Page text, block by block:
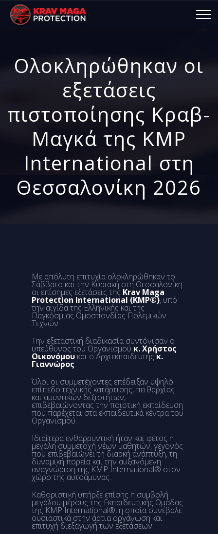
Ολοκληρώθηκαν οι
εξετάσεις
πιστοποίησης Κραβ-
Μαγκά της KMP
International στη
Θεσσαλονίκη 2026
Με απόλυτη επιτυχία ολοκληρώθηκαν το
Σάββατο και την Κυριακή στη Θεσσαλονίκη
οι επίσημες εξετάσεις της Krav Maga
Protection International (KMP®), υπό
την αιγίδα της Ελληνικής και της
Παγκόσμιας Ομοσπονδίας Πολεμικών
Τεχνών.
Την εξεταστική διαδικασία συντόνισαν ο
υπεύθυνος του Οργανισμού κ. Χρήστος
Οικονόμου και ο Αρχιεκπαιδευτήςκ.
Γιαννώρος.
Όλοι οι συμμετέχοντες επέδειξαν υψηλό
επίπεδο τεχνικής κατάρτισης, πειθαρχίας
και αμυντικών δεξιοτήτων,
επιβεβαιώνοντας την ποιοτική εκπαίδευση
που παρέχεται στα εκπαιδευτικά κέντρα του
Οργανισμού.
Ιδιαίτερα ενθαρρυντική ήταν και φέτος η
μεγάλη συμμετοχή νέων μαθητών, γεγονός
που επιβεβαιώνει τη διαρκή ανάπτυξη, τη
δυναμική πορεία και την αυξανόμενη
αναγνώριση της KMP International® στον
χώρο της αυτοάμυνας.
Καθοριστική υπήρξε επίσης η συμβολή
μεγάλου μέρους της Εκπαιδευτικής Ομάδας
της KMP International®, η οποία συνέβαλε
ουσιαστικά στην άρτια οργάνωση και
επιτυχή διεξαγωγή των εξετάσεων.